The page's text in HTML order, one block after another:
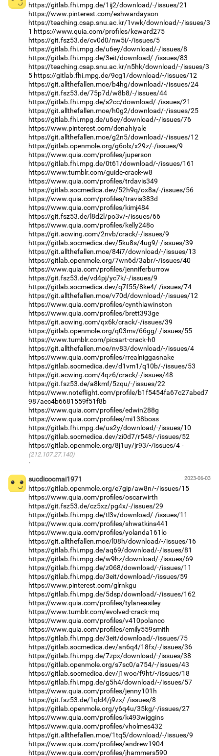
https://gitlab.fhi.mpg.de/1ij2/download/-/issues/21
https://www.pinterest.com/eshwardayson
https://teaching.csap.snu.ac.kr/1vwk/download/-/issues/3
1 https://www.quia.com/profiles/keward275
https://git.fsz53.de/cv0d0/nw5i/-/issues/5
https://gitlab.fhi.mpg.de/u6ey/download/-/issues/8
https://gitlab.fhi.mpg.de/3eit/download/-/issues/83
https://teaching.csap.snu.ac.kr/n5hk/download/-/issues/3
5 https://gitlab.fhi.mpg.de/9cg1/download/-/issues/12
https://git.allthefallen.moe/b4hg/download/-/issues/24
https://git.fsz53.de/75p7d/w8b8/-/issues/44
https://gitlab.fhi.mpg.de/s2cc/download/-/issues/21
https://git.allthefallen.moe/h0g2/download/-/issues/25
https://gitlab.fhi.mpg.de/u6ey/download/-/issues/76
https://www.pinterest.com/denahiyale
https://git.allthefallen.moe/g2n5/download/-/issues/12
https://gitlab.openmole.org/g6olx/x29z/-/issues/9
https://www.quia.com/profiles/juperson
https://gitlab.fhi.mpg.de/0t61/download/-/issues/161
https://www.tumblr.com/guide-crack-w8
https://www.quia.com/profiles/trdavis349
https://gitlab.socmedica.dev/52h9q/ox8a/-/issues/56
https://www.quia.com/profiles/travis383d
https://www.quia.com/profiles/kimj484
https://git.fsz53.de/l8d2l/po3v/-/issues/66
https://www.quia.com/profiles/kelly248o
https://git.acwing.com/2nvb/crack/-/issues/9
https://gitlab.socmedica.dev/5ku8s/4ug9/-/issues/39
https://git.allthefallen.moe/84i7/download/-/issues/13
https://gitlab.openmole.org/7wn6d/3abr/-/issues/40
https://www.quia.com/profiles/jenniferburrow
https://git.fsz53.de/vd4pj/yc7k/-/issues/9
https://gitlab.socmedica.dev/q7f55/8ke4/-/issues/74
https://git.allthefallen.moe/v70d/download/-/issues/12
https://www.quia.com/profiles/cynthiawinston
https://www.quia.com/profiles/brett393ge
https://git.acwing.com/qx6k/crack/-/issues/39
https://gitlab.openmole.org/q03mv/66gg/-/issues/55
https://www.tumblr.com/picsart-crack-h0
https://git.allthefallen.moe/nv83/download/-/issues/4
https://www.quia.com/profiles/rrealniggasnake
https://gitlab.socmedica.dev/d1vm1/q10b/-/issues/53
https://git.acwing.com/4qz6/crack/-/issues/48
https://git.fsz53.de/a8kmf/5zqu/-/issues/22
https://www.noteflight.com/profile/b1f5454fa67c27abed7
987aec4b6681559f51f8b
https://www.quia.com/profiles/edwin288g
https://www.quia.com/profiles/mi138boss
https://gitlab.fhi.mpg.de/us2y/download/-/issues/10
https://gitlab.socmedica.dev/zi0d7/r548/-/issues/52
https://gitlab.openmole.org/8j1uy/jr93/-/issues/4
(212.107.27.140)
·
2023-06-03
sucdicocmai1971
https://gitlab.openmole.org/e7gip/aw8n/-/issues/15
https://www.quia.com/profiles/oscarwirth
https://git.fsz53.de/cz5xz/pg4x/-/issues/29
https://gitlab.fhi.mpg.de/tl3v/download/-/issues/11
https://www.quia.com/profiles/shwatkins441
https://www.quia.com/profiles/yolanda161lo
https://git.allthefallen.moe/l08h/download/-/issues/16
https://gitlab.fhi.mpg.de/aq69/download/-/issues/81
https://gitlab.fhi.mpg.de/w9hz/download/-/issues/69
https://gitlab.fhi.mpg.de/z068/download/-/issues/11
https://gitlab.fhi.mpg.de/3eit/download/-/issues/59
https://www.pinterest.com/glrnkgu
https://gitlab.fhi.mpg.de/5dsp/download/-/issues/162
https://www.quia.com/profiles/tylaneasiley
https://www.tumblr.com/evolved-crack-mq
https://www.quia.com/profiles/v410polanco
https://www.quia.com/profiles/emily559smith
https://gitlab.fhi.mpg.de/3eit/download/-/issues/75
https://gitlab.socmedica.dev/an6q4/18fx/-/issues/36
https://gitlab.fhi.mpg.de/7zpx/download/-/issues/38
https://gitlab.openmole.org/s7sc0/a754/-/issues/43
https://gitlab.socmedica.dev/j1woc/f9ht/-/issues/18
https://gitlab.fhi.mpg.de/g5h4/download/-/issues/57
https://www.quia.com/profiles/jenny101h
https://git.fsz53.de/1qld4/j9zx/-/issues/8
https://gitlab.openmole.org/y6q4u/35kg/-/issues/27
https://www.quia.com/profiles/k493wiggins
https://www.quia.com/profiles/vholmes432
https://git.allthefallen.moe/1tq5/download/-/issues/9
https://www.quia.com/profiles/andrew1904
https://www.quia.com/profiles/jhammers590